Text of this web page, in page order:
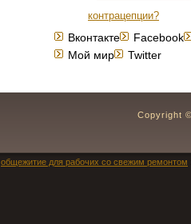
контрацепции?
Вконтакте
Facebook
Мой мир
Twitter
Copyright
общежитие для рабочих со свежим ремонтом